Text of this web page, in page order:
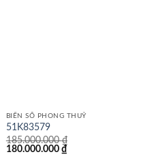
BIỂN SỐ PHONG THUỶ
51K83579
185.000.000₫
Giá
180.000.000 ₫Giá
hiện